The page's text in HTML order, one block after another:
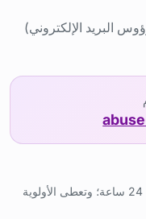
البريد الإلكتروني)
تتم مراجعة الإشعارات بشكل عام في غضون 24 ساعة؛ وتعطى الأولوية